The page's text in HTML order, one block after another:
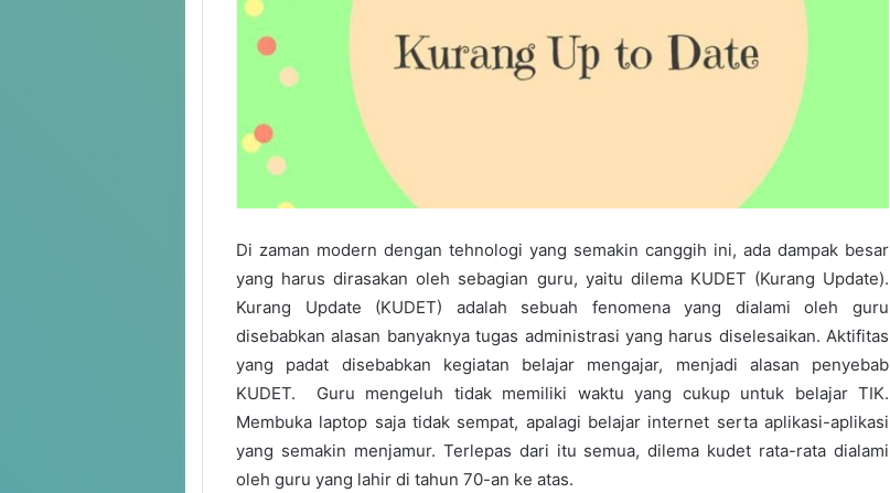
Di zaman modern dengan tehnologi yang semakin canggih ini, ada dampak besar
yang harus dirasakan oleh sebagian guru, yaitu dilema KUDET (Kurang Update).
Kurang Update (KUDET) adalah sebuah fenomena yang dialami oleh guru
disebabkan alasan banyaknya tugas administrasi yang harus diselesaikan. Aktifitas
yang padat disebabkan kegiatan belajar mengajar, menjadi alasan penyebab
KUDET. Guru mengeluh tidak memiliki waktu yang cukup untuk belajar TIK.
Membuka laptop saja tidak sempat, apalagi belajar internet serta aplikasi-aplikasi
yang semakin menjamur. Terlepas dari itu semua, dilema kudet rata-rata dialami
oleh guru yang lahir di tahun 70-an ke atas.